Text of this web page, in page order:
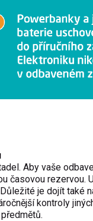
Aby vaše
časovou rezervou.
je dojít také
kontroly